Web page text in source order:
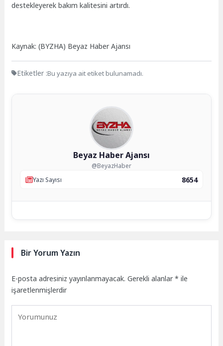
destekleyerek bakım kalitesini artırdı.
Kaynak: (BYZHA) Beyaz Haber Ajansı
Etiketler :Bu yazıya ait etiket bulunamadı.
Beyaz Haber Ajansı
@BeyazHaber
Yazı Sayısı
8654
Bir Yorum Yazın
E-posta adresiniz yayınlanmayacak. Gerekli alanlar* ile
işaretlenmişlerdir